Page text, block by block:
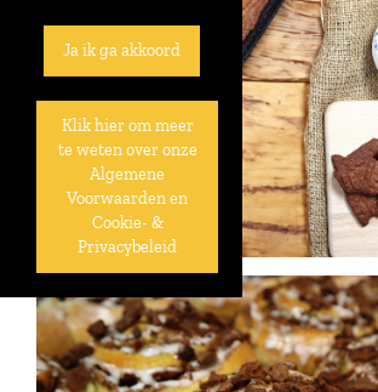
Ja ik ga akkoord
Klik hier om meer
te weten over onze
Algemene
Voorwaarden en
Cookie- &
Privacybeleid